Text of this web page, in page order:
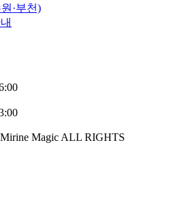
·부천)
Magic ALL RIGHTS